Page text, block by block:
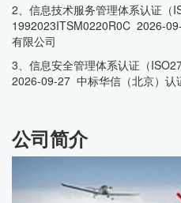
2、信息技术服务管理体系认证（
1992023ITSM0220R0C 2026-
有限公司
3、信息安全管理体系认证（
2026-09-27 中标华信（北京）认
公司简介